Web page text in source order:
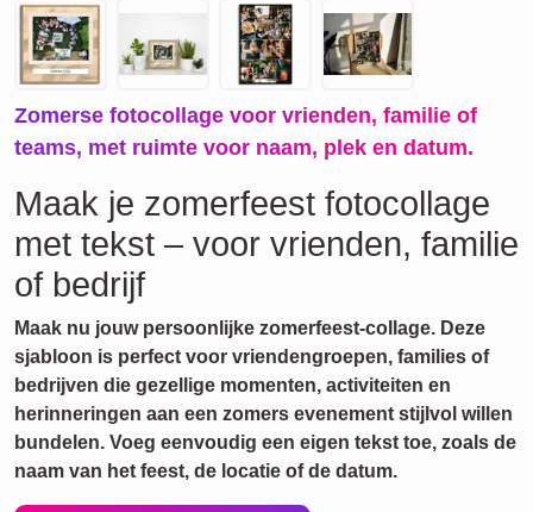
Zomerse fotocollage voor vrienden, familie of
teams, met ruimte voor naam, plek en datum.
Maak je zomerfeest fotocollage
met tekst – voor vrienden, familie
of bedrijf
Maak nu jouw persoonlijke zomerfeest-collage. Deze
sjabloon is perfect voor vriendengroepen, families of
bedrijven die gezellige momenten, activiteiten en
herinneringen aan een zomers evenement stijlvol willen
bundelen. Voeg eenvoudig een eigen tekst toe, zoals de
naam van het feest, de locatie of de datum.